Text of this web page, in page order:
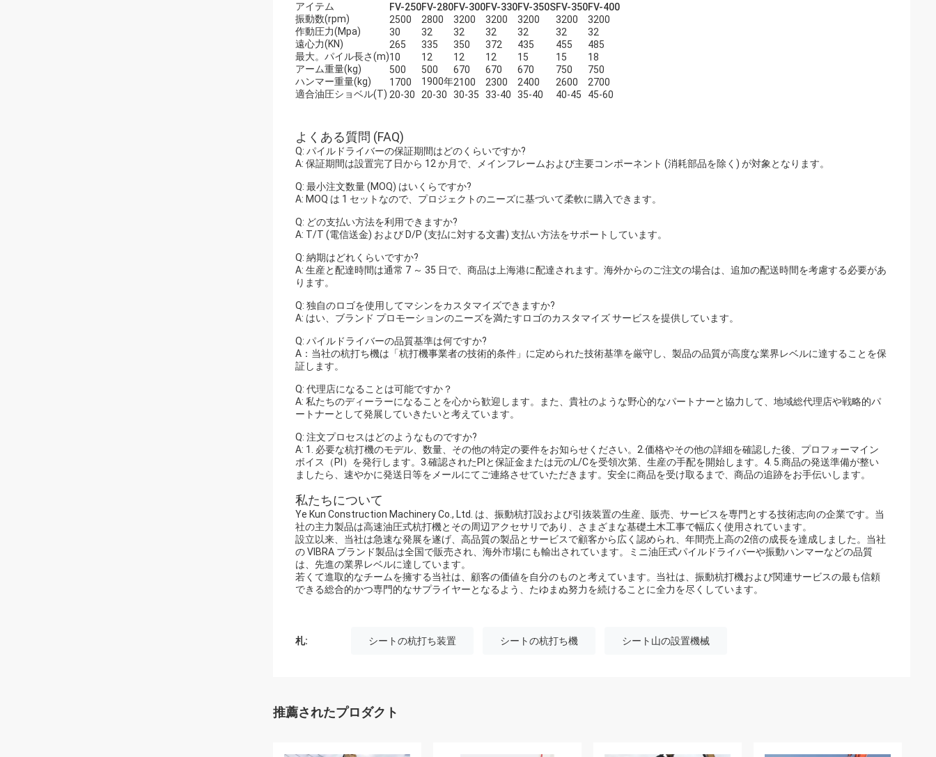
アイテム FV-250FV-280FV-300FV-330FV-350SFV-350FV-400
振動数(rpm)
2500 2800 3200 3200 3200 3200
3200
作動圧力(Mpa)
30 32 32 32 32 32
32
遠心力(KN)
265 335 350 372 435 455
485
最大。パイル長さ(m)10 12 12 12 15 15
18
アーム重量(kg)
500 500 670 670 670 750
750
ハンマー重量(kg)
1700 1900年2100 2300 2400 2600
2700
適合油圧ショベル(T) 20-30 20-30 30-35 33-40 35-40 40-45 45-60
よくある質問 (FAQ)
Q: パイルドライバーの保証期間はどのくらいですか?
A: 保証期間は設置完了日から 12 か月で、メインフレームおよび主要コンポーネント (消耗部品を除く) が対象となります。
Q: 最小注文数量 (MOQ) はいくらですか?
A: MOQ は 1 セットなので、プロジェクトのニーズに基づいて柔軟に購入できます。
Q: どの支払い方法を利用できますか?
A: T/T (電信送金) および D/P (支払に対する文書) 支払い方法をサポートしています。
Q: 納期はどれくらいですか?
A: 生産と配達時間は通常 7 ～ 35 日で、商品は上海港に配達されます。海外からのご注文の場合は、追加の配送時間を考慮する必要があ
ります。
Q: 独自のロゴを使用してマシンをカスタマイズできますか?
A: はい、ブランド プロモーションのニーズを満たすロゴのカスタマイズ サービスを提供しています。
Q: パイルドライバーの品質基準は何ですか?
A：当社の杭打ち機は「杭打機事業者の技術的条件」に定められた技術基準を厳守し、製品の品質が高度な業界レベルに達することを保
証します。
Q: 代理店になることは可能ですか？
A: 私たちのディーラーになることを心から歓迎します。また、貴社のような野心的なパートナーと協力して、地域総代理店や戦略的パ
ートナーとして発展していきたいと考えています。
Q: 注文プロセスはどのようなものですか?
A: 1. 必要な杭打機のモデル、数量、その他の特定の要件をお知らせください。2.価格やその他の詳細を確認した後、プロフォーマイン
ボイス（PI）を発行します。3.確認されたPIと保証金または元のL/Cを受領次第、生産の手配を開始します。4. 5.商品の発送準備が整い
ましたら、速やかに発送日等をメールにてご連絡させていただきます。安全に商品を受け取るまで、商品の追跡をお手伝いします。
私たちについて
Ye Kun Construction Machinery Co., Ltd. は、振動杭打設および引抜装置の生産、販売、サービスを専門とする技術志向の企業です。当
社の主力製品は高速油圧式杭打機とその周辺アクセサリであり、さまざまな基礎土木工事で幅広く使用されています。
設立以来、当社は急速な発展を遂げ、高品質の製品とサービスで顧客から広く認められ、年間売上高の2倍の成長を達成しました。当社
の VIBRA ブランド製品は全国で販売され、海外市場にも輸出されています。ミニ油圧式パイルドライバーや振動ハンマーなどの品質
は、先進の業界レベルに達しています。
若くて進取的なチームを擁する当社は、顧客の価値を自分のものと考えています。当社は、振動杭打機および関連サービスの最も信頼
できる総合的かつ専門的なサプライヤーとなるよう、たゆまぬ努力を続けることに全力を尽くしています。
札: シートの杭打ち装置 シートの杭打ち機 シート山の設置機械
推薦されたプロダクト